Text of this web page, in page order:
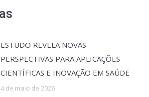
ESTUDO REVELA NOVAS
PERSPECTIVAS PARA APLICAÇÕES
CIENTÍFICAS E INOVAÇÃO EM SAÚDE
4 de maio de 2026